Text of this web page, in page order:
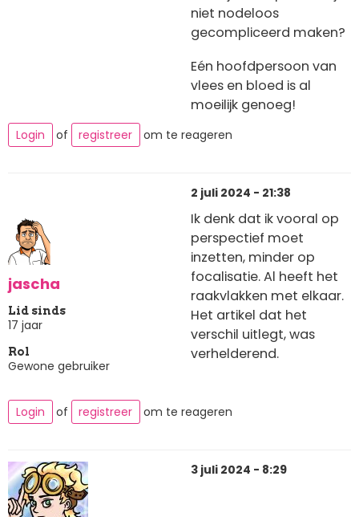
niet nodeloos
gecompliceerd maken?
Eén hoofdpersoon van
vlees en bloed is al
moeilijk genoeg!
Login of registreer om te reageren
jascha
Lid sinds
17 jaar
Rol
Gewone gebruiker
2 juli 2024 - 21:38
Ik denk dat ik vooral op
perspectief moet
inzetten, minder op
focalisatie. Al heeft het
raakvlakken met elkaar.
Het artikel dat het
verschil uitlegt, was
verhelderend.
Login of registreer om te reageren
3 juli 2024 - 8:29